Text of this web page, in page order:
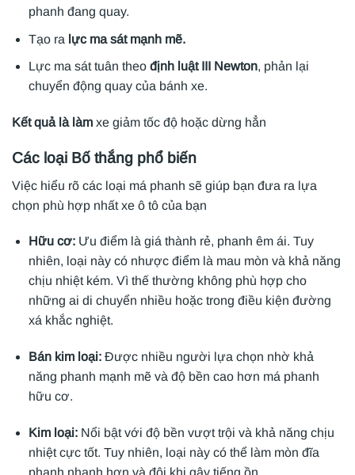
phanh đang quay.
Tạo ra lực ma sát mạnh mẽ.
Lực ma sát tuân theo định luật III Newton, phản lại
chuyển động quay của bánh xe.
Kết quả là làm xe giảm tốc độ hoặc dừng hẳn
Các loại Bố thắng phổ biến
Việc hiểu rõ các loại má phanh sẽ giúp bạn đưa ra lựa
chọn phù hợp nhất xe ô tô của bạn
Hữu cơ: Ưu điểm là giá thành rẻ, phanh êm ái. Tuy
nhiên, loại này có nhược điểm là mau mòn và khả năng
chịu nhiệt kém. Vì thế thường không phù hợp cho
những ai di chuyển nhiều hoặc trong điều kiện đường
xá khắc nghiệt.
Bán kim loại:Được nhiều người lựa chọn nhờ khả
năng phanh mạnh mẽ và độ bền cao hơn má phanh
hữu cơ.
Kim loại:Nổi bật với độ bền vượt trội và khả năng chịu
nhiệt cực tốt. Tuy nhiên, loại này có thể làm mòn đĩa
phanh nhanh hơn và đôi khi gây tiếng ồn.